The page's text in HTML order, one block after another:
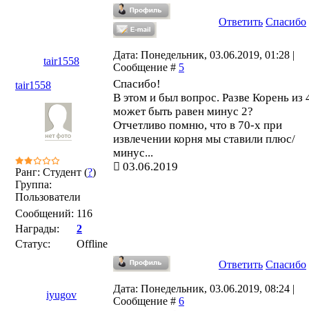
Ответить Спасибо
tair1558
Дата: Понедельник, 03.06.2019, 01:28 |
Сообщение # 5
tair1558
Ранг: Студент (?)
Группа:
Пользователи
Сообщений: 116
Награды:
2
Статус:
Offline
Спасибо!
В этом и был вопрос. Разве Корень из
может быть равен минус 2?
Отчетливо помню, что в 70-х при
извлечении корня мы ставили плюс/
минус...
03.06.2019
Ответить Спасибо
iyugov
Дата: Понедельник, 03.06.2019, 08:24 |
Сообщение # 6